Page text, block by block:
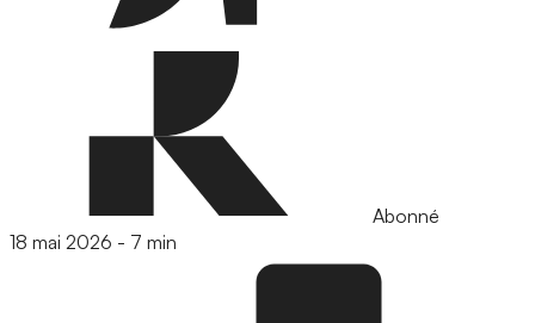
Abonné
18 mai 2026 - 7 min